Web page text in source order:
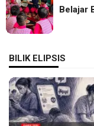
Belajar
BILIK ELIPSIS